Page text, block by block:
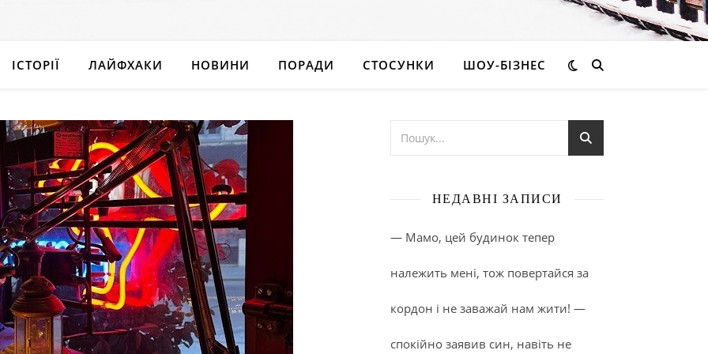
ІСТОРІЇ ЛАЙФХАКИ НОВИНИ ПОРАДИ СТОСУНКИ ШОУ-БІЗНЕС
НЕДАВНІ ЗАПИСИ
— Мамо, цей будинок тепер
належить мені, тож повертайся за
кордон і не заважай нам жити! —
спокійно заявив син, навіть не